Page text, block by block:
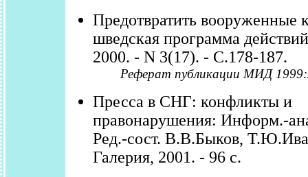
Предотвратить вооруженные
шведская программа
2000. - N 3(17). - С.178-187.
Реферат публикации МИД
Пресса в СНГ: конфликты и
правонарушения: Информ.-
Ред.-сост. В.В.Быков,
Галерия, 2001. - 96 с.